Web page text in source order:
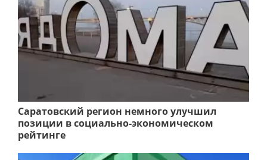
Саратовский регион немного улучшил
позиции в социально-экономическом
рейтинге